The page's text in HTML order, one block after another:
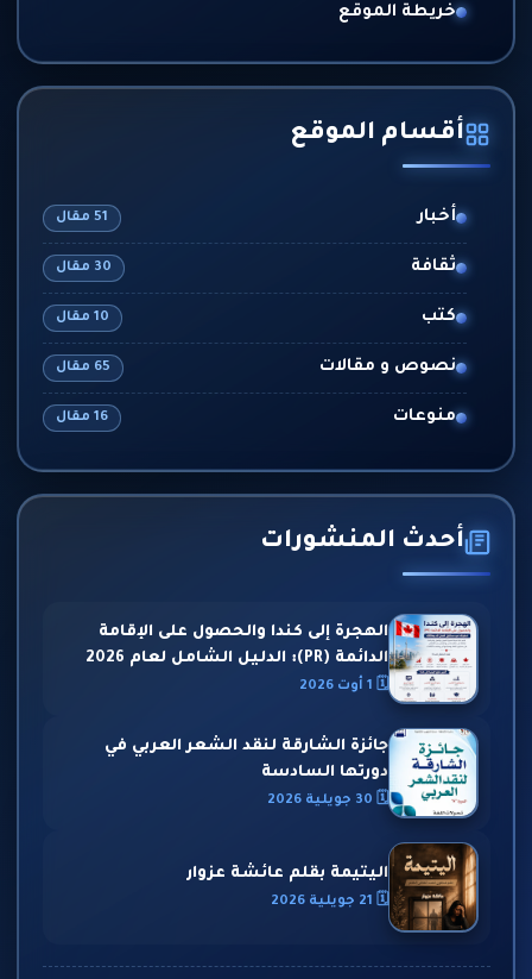
خريطة الموقع
أقسام الموقع
أخبار 51 مقال
ثقافة 30 مقال
كتب 10 مقال
نصوص و مقالات 65 مقال
منوعات 16 مقال
أحدث المنشورات
الهجرة إلى كندا والحصول على الإقامة
الدائمة (PR): الدليل الشامل لعام 2026
🗓 1 أوت 2026
جائزة الشارقة لنقد الشعر العربي في
دورتها السادسة
🗓 30 جويلية 2026
اليتيمة بقلم عائشة عزوار
🗓 21 جويلية 2026